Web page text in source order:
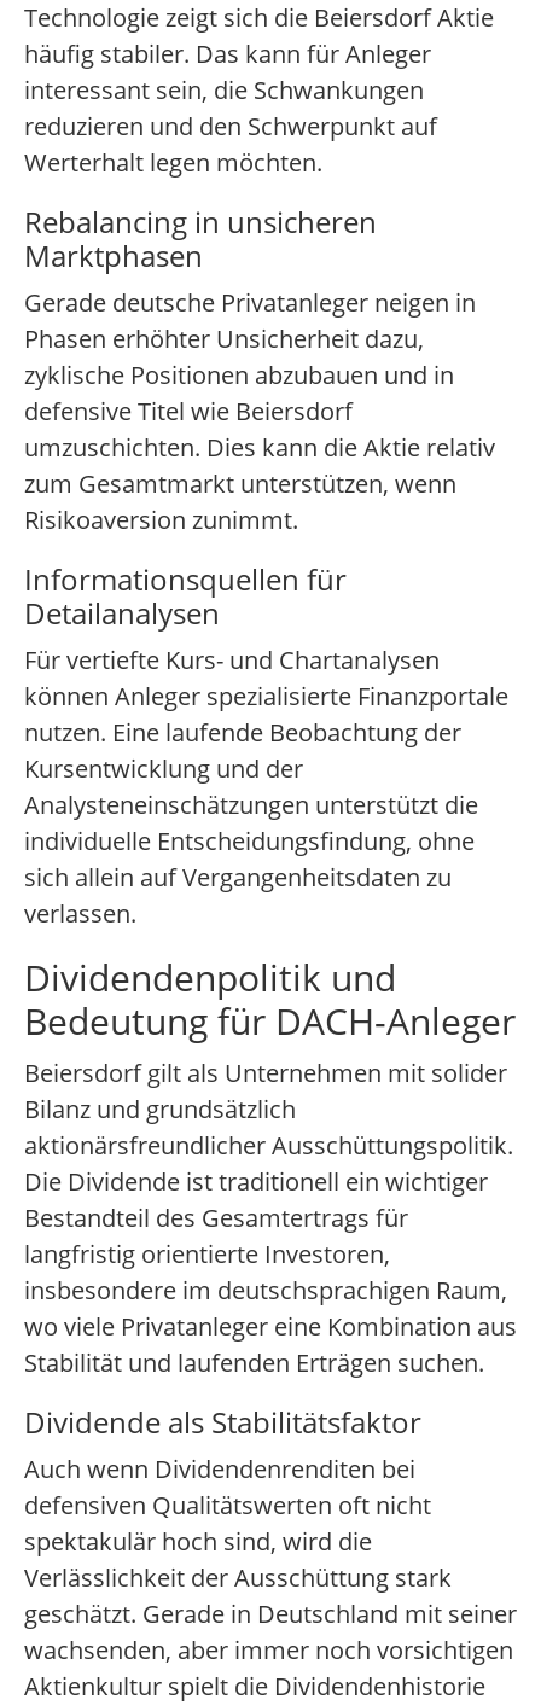
Technologie zeigt sich die Beiersdorf Aktie
häufig stabiler. Das kann für Anleger
interessant sein, die Schwankungen
reduzieren und den Schwerpunkt auf
Werterhalt legen möchten.
Rebalancing in unsicheren
Marktphasen
Gerade deutsche Privatanleger neigen in
Phasen erhöhter Unsicherheit dazu,
zyklische Positionen abzubauen und in
defensive Titel wie Beiersdorf
umzuschichten. Dies kann die Aktie relativ
zum Gesamtmarkt unterstützen, wenn
Risikoaversion zunimmt.
Informationsquellen für
Detailanalysen
Für vertiefte Kurs- und Chartanalysen
können Anleger spezialisierte Finanzportale
nutzen. Eine laufende Beobachtung der
Kursentwicklung und der
Analysteneinschätzungen unterstützt die
individuelle Entscheidungsfindung, ohne
sich allein auf Vergangenheitsdaten zu
verlassen.
Dividendenpolitik und
Bedeutung für DACH-Anleger
Beiersdorf gilt als Unternehmen mit solider
Bilanz und grundsätzlich
aktionärsfreundlicher Ausschüttungspolitik.
Die Dividende ist traditionell ein wichtiger
Bestandteil des Gesamtertrags für
langfristig orientierte Investoren,
insbesondere im deutschsprachigen Raum,
wo viele Privatanleger eine Kombination aus
Stabilität und laufenden Erträgen suchen.
Dividende als Stabilitätsfaktor
Auch wenn Dividendenrenditen bei
defensiven Qualitätswerten oft nicht
spektakulär hoch sind, wird die
Verlässlichkeit der Ausschüttung stark
geschätzt. Gerade in Deutschland mit seiner
wachsenden, aber immer noch vorsichtigen
Aktienkultur spielt die Dividendenhistorie